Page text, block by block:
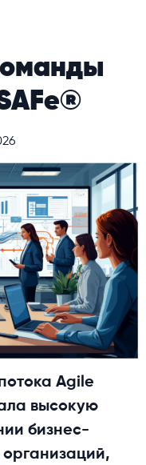
Agile
высокую
бизнес-
организаций,